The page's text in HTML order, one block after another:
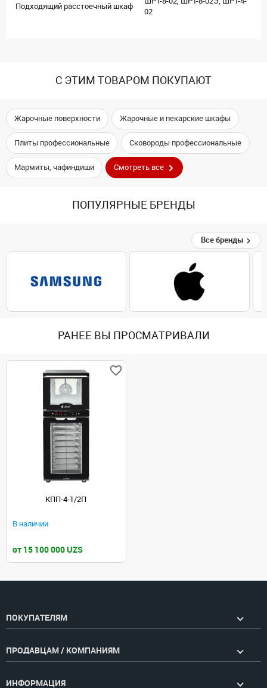
Подходящий расстоечный шкаф
02
С ЭТИМ ТОВАРОМ ПОКУПАЮТ
Жарочные поверхности Жарочные и пекарские шкафы
Плиты профессиональные Сковороды профессиональные
Мармиты, чафиндиши Смотреть все
ПОПУЛЯРНЫЕ БРЕНДЫ
Все бренды
РАНЕЕ ВЫ ПРОСМАТРИВАЛИ
КПП-4-1/2П
В наличии
от 15 100 000 UZS
ПОКУПАТЕЛЯМ
ПРОДАВЦАМ / КОМПАНИЯМ
ИНФОРМАЦИЯ